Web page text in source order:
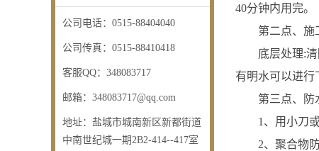
公司电话： 0515-88404040
公司传真： 0515-88410418
客服QQ： 348083717
邮箱： 348083717@qq.com
地址： 盐城市城南新区新都街道
中南世纪城一期2B2-414--417室
40分钟内用完。
第二点、施
底层处理:清除
有明水可以进行
第三点、防
1、用小刀或
2、聚合物防